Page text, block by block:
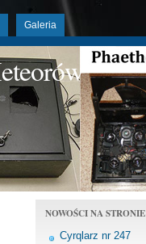
Galeria
NOWOŚCI NA STRONIE
Cyrqlarz nr 247